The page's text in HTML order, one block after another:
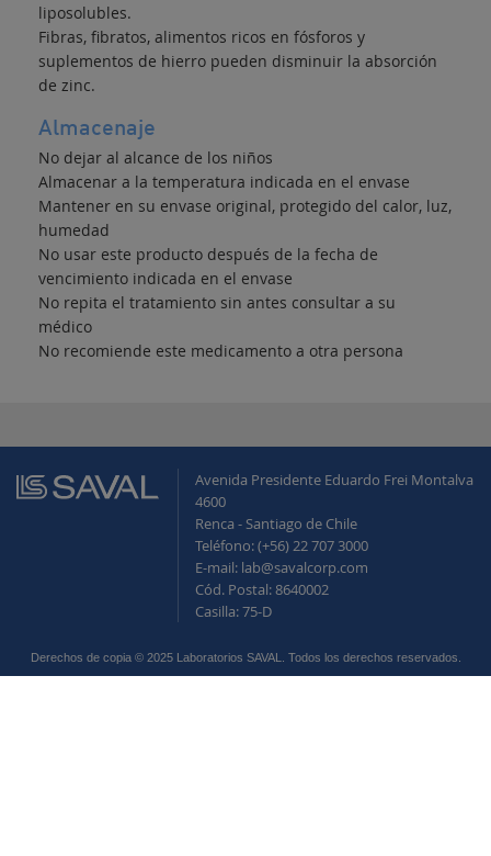
liposolubles.
Fibras, fibratos, alimentos ricos en fósforos y
suplementos de hierro pueden disminuir la absorción
de zinc.
Almacenaje
No dejar al alcance de los niños
Almacenar a la temperatura indicada en el envase
Mantener en su envase original, protegido del calor, luz,
humedad
No usar este producto después de la fecha de
vencimiento indicada en el envase
No repita el tratamiento sin antes consultar a su
médico
No recomiende este medicamento a otra persona
Avenida Presidente Eduardo Frei Montalva
4600
Renca - Santiago de Chile
Teléfono: (+56) 22 707 3000
E-mail: lab@savalcorp.com
Cód. Postal: 8640002
Casilla: 75-D
Derechos de copia © 2025 Laboratorios SAVAL. Todos los derechos reservados.